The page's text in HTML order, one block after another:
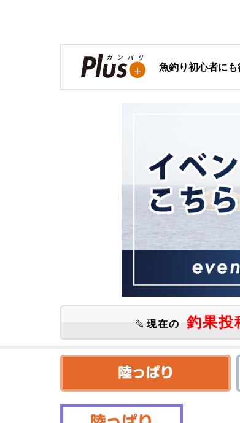
魚釣り初心者に
現在の 釣果投